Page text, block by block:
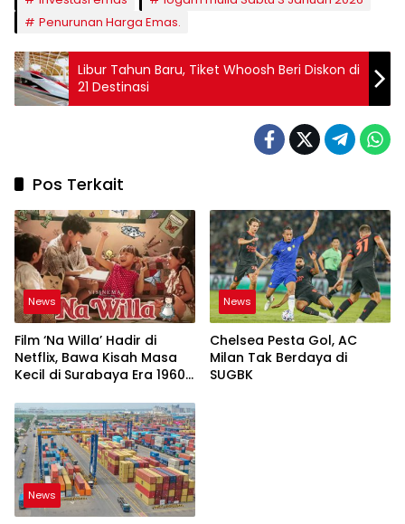
Penurunan Harga Emas.
Libur Tahun Baru, Tiket Whoosh Beri Diskon di
21 Destinasi
Pos Terkait
News
Film ‘Na Willa’ Hadir di
Netflix, Bawa Kisah Masa
Kecil di Surabaya Era 1960-
News
Chelsea Pesta Gol, AC
Milan Tak Berdaya di
SUGBK
News